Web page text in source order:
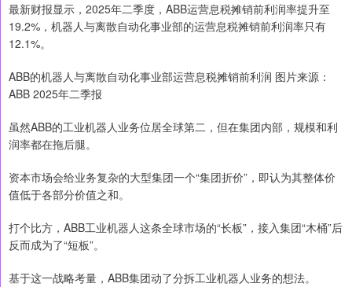
最新财报显示，2025年二季度，ABB运营息税摊销前利润率提升至
19.2%，机器人与离散自动化事业部的运营息税摊销前利润率只有
12.1%。
ABB的机器人与离散自动化事业部运营息税摊销前利润 图片来源：
ABB 2025年二季报
虽然ABB的工业机器人业务位居全球第二，但在集团内部，规模和利
润率都在拖后腿。
资本市场会给业务复杂的大型集团一个“集团折价”，即认为其整体价
值低于各部分价值之和。
打个比方，ABB工业机器人这条全球市场的“长板”，接入集团“木桶”后
反而成为了“短板”。
基于这一战略考量，ABB集团动了分拆工业机器人业务的想法。